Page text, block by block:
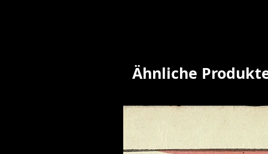
Ähnliche